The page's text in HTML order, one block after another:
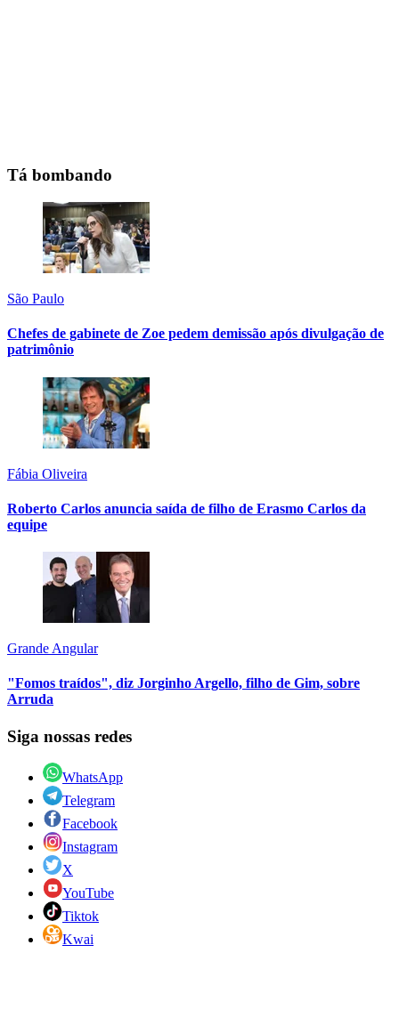
Tá bombando
São Paulo
Chefes de gabinete de Zoe pedem demissão após divulgação de
patrimônio
Fábia Oliveira
Roberto Carlos anuncia saída de filho de Erasmo Carlos da
equipe
Grande Angular
"Fomos traídos", diz Jorginho Argello, filho de Gim, sobre
Arruda
Siga nossas redes
WhatsApp
Telegram
Facebook
Instagram
X
YouTube
Tiktok
Kwai